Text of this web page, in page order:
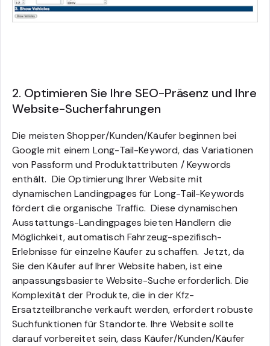
2. Optimieren Sie Ihre SEO-Präsenz und Ihre
Website-Sucherfahrungen
Die meisten Shopper/Kunden/Käufer beginnen bei
Google mit einem Long-Tail-Keyword, das Variationen
von Passform und Produktattributen / Keywords
enthält. Die Optimierung Ihrer Website mit
dynamischen Landingpages für Long-Tail-Keywords
fördert die organische Traffic. Diese dynamischen
Ausstattungs-Landingpages bieten Händlern die
Möglichkeit, automatisch Fahrzeug-spezifisch-
Erlebnisse für einzelne Käufer zu schaffen. Jetzt, da
Sie den Käufer auf Ihrer Website haben, ist eine
anpassungsbasierte Website-Suche erforderlich. Die
Komplexität der Produkte, die in der Kfz-
Ersatzteilbranche verkauft werden, erfordert robuste
Suchfunktionen für Standorte. Ihre Website sollte
darauf vorbereitet sein, dass Käufer/Kunden/Käufer